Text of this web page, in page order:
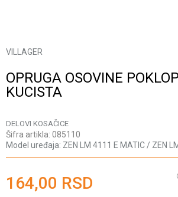
VILLAGER
OPRUGA OSOVINE
KUCISTA
DELOVI KOSAČICE
Šifra artikla: 085110
Model uređaja: ZEN LM 4111 E MATIC / ZEN
164,00 RSD